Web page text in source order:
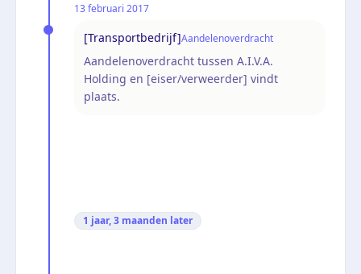
13 februari 2017
[Transportbedrijf]Aandelenoverdracht
Aandelenoverdracht tussen A.I.V.A.
Holding en [eiser/verweerder] vindt
plaats.
1 jaar, 3 maanden later